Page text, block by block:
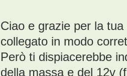
Ciao e grazie per la
collegato in modo
Però ti dispiacerebbe
della massa e del 12v